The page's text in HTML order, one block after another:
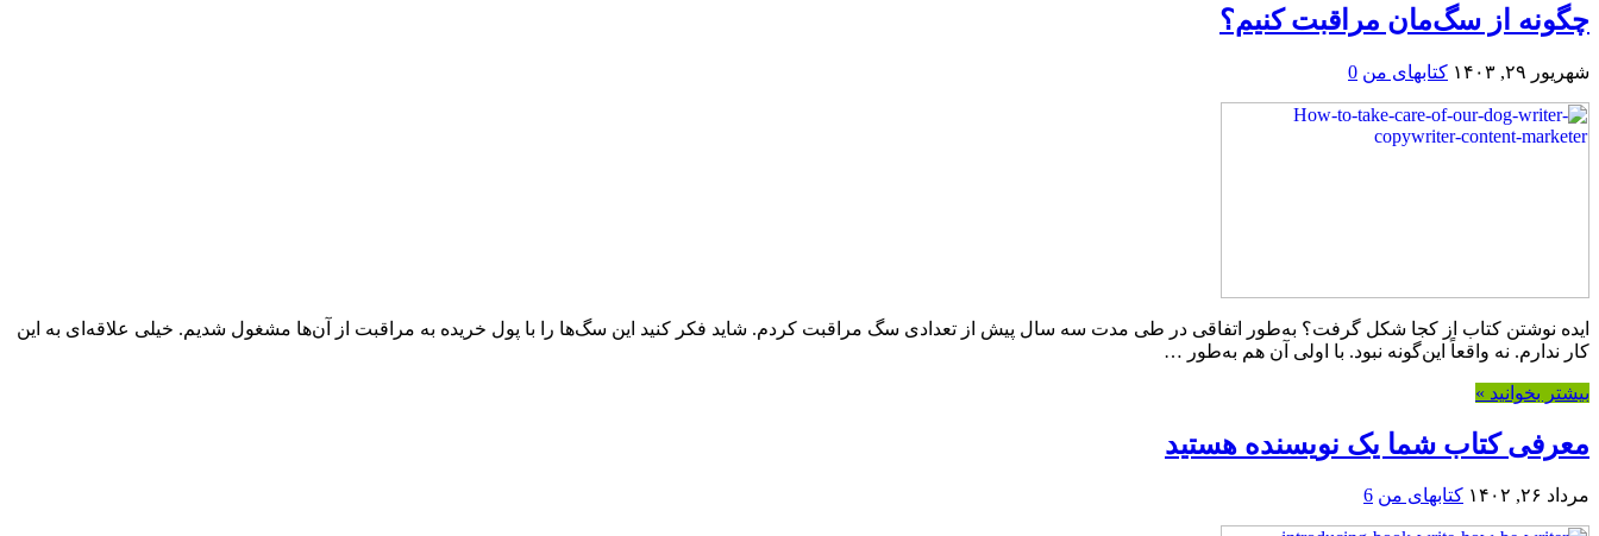
چگونه از سگ‌مان مراقبت کنیم؟
شهریور ۲۹, ۱۴۰۳ کتابهای من 0
ایده نوشتن کتاب از کجا شکل گرفت؟ به‌طور اتفاقی در طی مدت سه سال پیش از تعدادی سگ مراقبت کردم. شاید فکر کنید این سگ‌ها را با پول خریده به مراقبت از آن‌ها مشغول شدیم. خیلی علاقه‌ای به این
کار ندارم. نه واقعاً این‌گونه نبود. با اولی آن هم به‌طور …
بیشتر بخوانید »
معرفی کتاب شما یک نویسنده هستید
مرداد ۲۶, ۱۴۰۲ کتابهای من 6